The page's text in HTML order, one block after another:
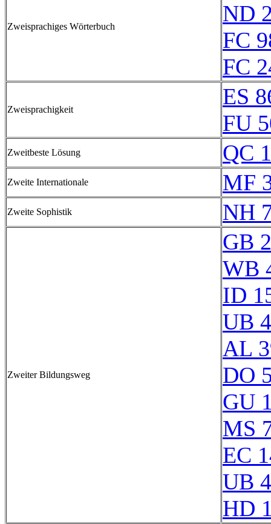
Zweisprachiges Wörterbuch
ND
FC
FC
Zweisprachigkeit
ES
FU
Zweitbeste Lösung QC
Zweite Internationale MF
Zweite Sophistik NH
Zweiter Bildungsweg
GB
WB
ID
UB
AL
DO
GU
MS
EC
UB
HD